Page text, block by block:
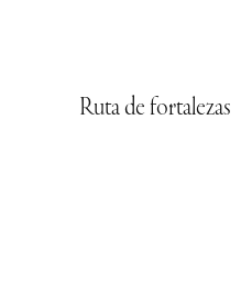
Ruta de fortalezas